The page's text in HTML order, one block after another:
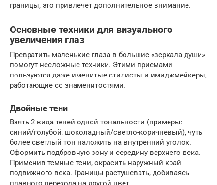
границы, это привлечет дополнительное внимание.
Основные техники для визуального
увеличения глаз
Превратить маленькие глаза в большие «зеркала души»
помогут несложные техники. Этими приемами
пользуются даже именитые стилисты и имиджмейкеры,
работающие со знаменитостями.
Двойные тени
Взять 2 вида теней одной тональности (примеры:
синий/голубой, шоколадный/светло-коричневый), чуть
более светлый тон наложить на внутренний уголок.
Оформить подбровную зону и середину верхнего века.
Применив темные тени, окрасить наружный край
подвижного века. Границы растушевать, добиваясь
плавного перехода на другой цвет.